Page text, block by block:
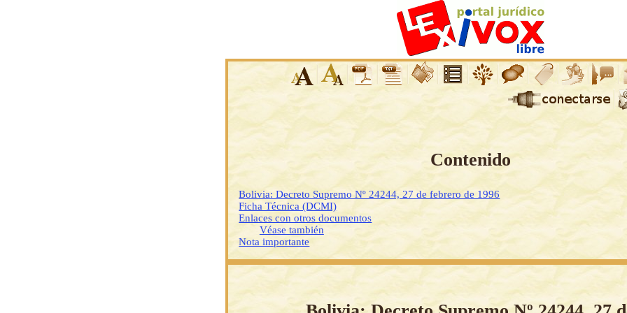
Contenido
Bolivia: Decreto Supremo Nº 24244, 27 de febrero de 1996
Ficha Técnica (DCMI)
Enlaces con otros documentos
Véase también
Nota importante